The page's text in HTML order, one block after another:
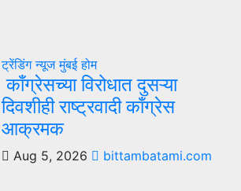
ट्रेंडिंग न्यूजमुंबईहोम
काँग्रेसच्या विरोधात दुसऱ्या
दिवशीही राष्ट्रवादी काँग्रेस
आक्रमक
Aug 5, 2026 bittambatami.com